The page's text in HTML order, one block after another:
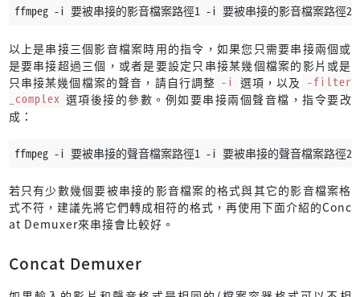
ffmpeg -i 要被串接的影音檔案路徑1 -i 要被串接的影音檔案路
以上是串接三個影音檔案時用的指令，如果您只需要串接兩個或
是要串接超過三個，或者是要設定只串接某幾個檔案的影片或是
只串接某幾個檔案的聲音，請自行調整 -i 選項，以及 -filter
_complex 選項後接的參數。例如要串接兩個聲音檔，指令要改
成：
ffmpeg -i 要被串接的聲音檔案路徑1 -i 要被串接的聲音檔案路
若只有少數幾個要被串接的影音檔案的格式與其它的影音檔案格
式不符，建議先將它們轉成相符的格式，再使用下面介紹的Conc
at Demuxer來串接會比較好。
Concat Demuxer